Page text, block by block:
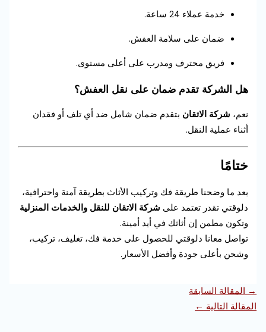
خدمة عملاء 24 ساعة.
ضمان على سلامة العفش.
فريق محترف ومدرب على أعلى مستوى.
هل الشركة تقدم ضمان على نقل العفش؟
نعم، شركة الاتقان بتقدم ضمان شامل ضد أي تلف أو فقدان
أثناء عملية النقل.
ختامًا
بعد ما وضحنا طريقة فك وتركيب الأثاث بطريقة آمنة واحترافية،
دلوقتي تقدر تعتمد على شركة الاتقان للنقل والخدمات المنزلية
وتكون مطمن إن أثاثك في أيد أمينة.
تواصل معانا دلوقتي للحصول على خدمة فك، تغليف، تركيب،
وشحن بأعلى جودة وأفضل الأسعار.
→ المقالة السابقة
المقالة التالية ←